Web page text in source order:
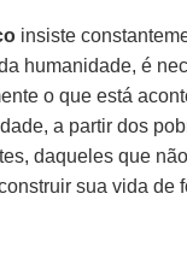
insiste
humanidade, é
o que está
a partir dos
daqueles que
sua vida de